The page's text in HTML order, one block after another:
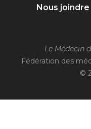
Nous joindre
Le Médecin
Fédération des
©